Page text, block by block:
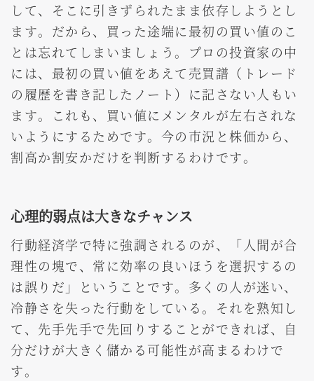
して、そこに引きずられたまま依存しようとし
ます。だから、買った途端に最初の買い値のこ
とは忘れてしまいましょう。プロの投資家の中
には、最初の買い値をあえて売買譜（トレード
の履歴を書き記したノート）に記さない人もい
ます。これも、買い値にメンタルが左右されな
いようにするためです。今の市況と株価から、
割高か割安かだけを判断するわけです。
心理的弱点は大きなチャンス
行動経済学で特に強調されるのが、「人間が合
理性の塊で、常に効率の良いほうを選択するの
は誤りだ」ということです。多くの人が迷い、
冷静さを失った行動をしている。それを熟知し
て、先手先手で先回りすることができれば、自
分だけが大きく儲かる可能性が高まるわけで
す。